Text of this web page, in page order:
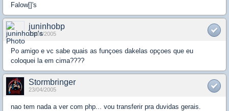
Falow[]'s
juninhobp
23/04/2005
Po amigo e vc sabe quais as funçoes dakelas opçoes que eu
coloquei la em cima????
Stormbringer
23/04/2005
nao tem nada a ver com php... vou transferir pra duvidas gerais.